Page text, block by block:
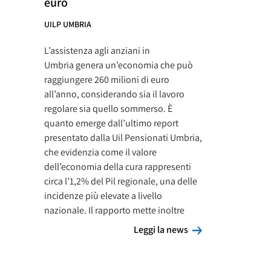
UILP UMBRIA
L’assistenza agli anziani in
Umbria genera un’economia che può
raggiungere 260 milioni di euro
all’anno, considerando sia il lavoro
regolare sia quello sommerso. È
quanto emerge dall’ultimo report
presentato dalla Uil Pensionati Umbria,
che evidenzia come il valore
dell’economia della cura rappresenti
circa l’1,2% del Pil regionale, una delle
incidenze più elevate a livello
nazionale. Il rapporto mette inoltre
Leggi la news
Leggi la news